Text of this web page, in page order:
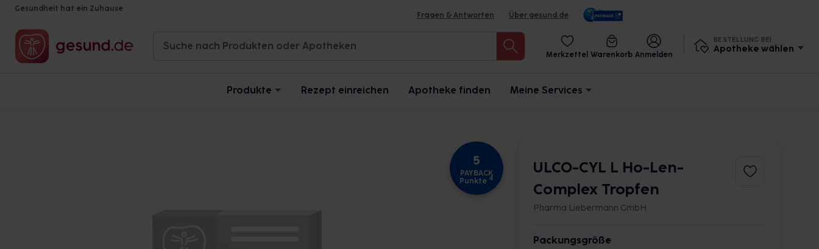
Gesundheit hat ein Zuhause
Fragen & Antworten Über gesund.de
Merkzettel Warenkorb Anmelden
BESTELLUNG BEI
Apotheke wählen
Produkte Rezept einreichen Apotheke finden Meine Services
5
PAYBACK
Punkte 4
ULCO-CYL L Ho-Len-
Complex Tropfen
Pharma Liebermann GmbH
Packungsgröße